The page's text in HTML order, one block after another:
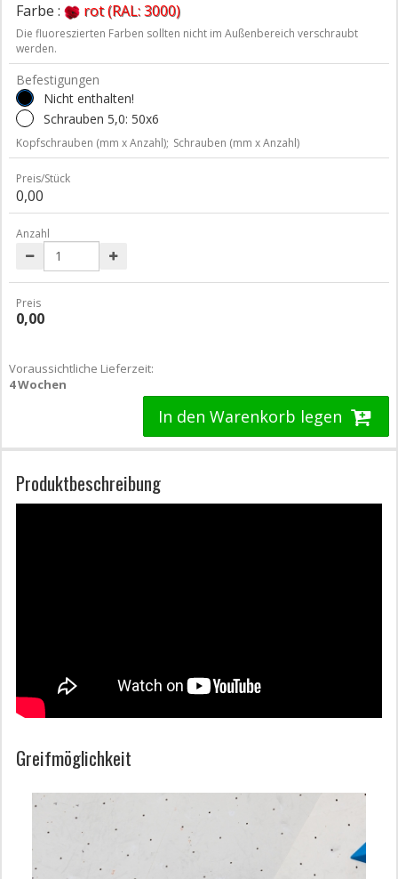
Farbe : rot (RAL: 3000)
Die fluoreszierten Farben sollten nicht im Außenbereich verschraubt
werden.
Befestigungen
Nicht enthalten!
Schrauben 5,0: 50x6
Kopfschrauben (mm x Anzahl); Schrauben (mm x Anzahl)
Preis/Stück
0,00
Anzahl
Preis
0,00
Voraussichtliche Lieferzeit:
4 Wochen
In den Warenkorb legen
Produktbeschreibung
Greifmöglichkeit